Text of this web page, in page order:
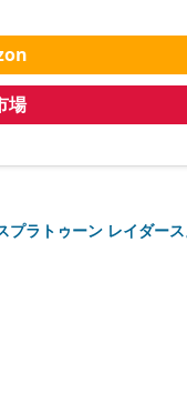
場
ラトゥーン レイダー